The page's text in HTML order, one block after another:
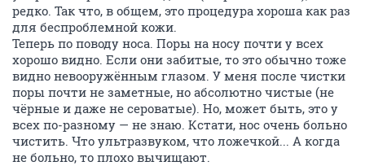
редко. Так что, в общем, это процедура хороша как раз
для беспроблемной кожи.
Теперь по поводу носа. Поры на носу почти у всех
хорошо видно. Если они забитые, то это обычно тоже
видно невооружённым глазом. У меня после чистки
поры почти не заметные, но абсолютно чистые (не
чёрные и даже не сероватые). Но, может быть, это у
всех по-разному — не знаю. Кстати, нос очень больно
чистить. Что ультразвуком, что ложечкой... А когда
не больно, то плохо вычищают.